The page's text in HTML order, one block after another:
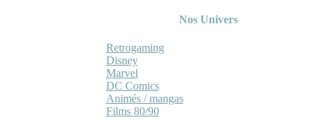
Nos Univers
Retrogaming
Disney
Marvel
DC Comics
Animés / mangas
Films 80/90